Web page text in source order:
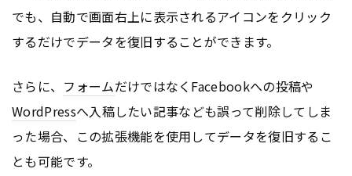
でも、自動で画面右上に表示されるアイコンをクリック
するだけでデータを復旧することができます。
さらに、 フォームだけではなくFacebookへの投稿や
WordPressへ入稿したい記事なども誤って削除してしま
った場合、この拡張機能を使用してデータを復旧するこ
とも可能です。